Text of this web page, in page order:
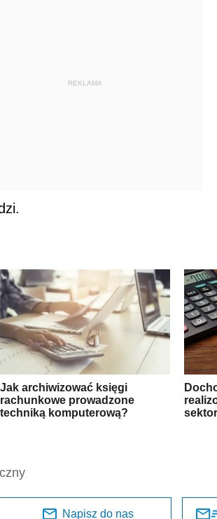
REKLAMA
Jak archiwizować księgi
rachunkowe prowadzone
techniką komputerową?
Napisz do nas